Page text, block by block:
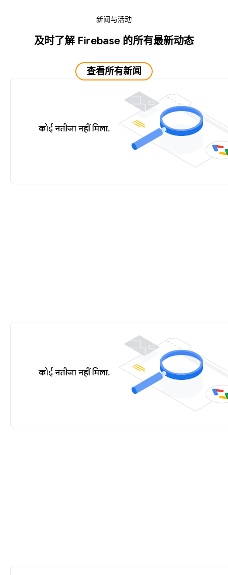
新闻与活动
及时了解 Firebase 的所有最新动态
查看所有新闻
कोई नतीजा नहीं मिला.
कोई नतीजा नहीं मिला.